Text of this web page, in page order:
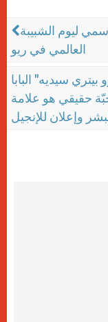
ليوم الشبيبة
العالمي في ريو
سيديه" البابا
حقيقي هو علامة
وإعلان للإنجيل